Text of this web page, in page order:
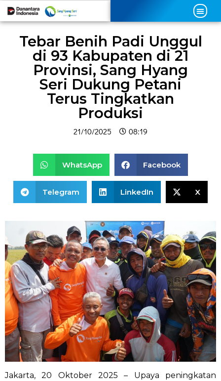
Tebar Benih Padi Unggul
di 93 Kabupaten di 21
Provinsi, Sang Hyang
Seri Dukung Petani
Terus Tingkatkan
Produksi
21/10/2025 08:19
WhatsApp Facebook
Telegram LinkedIn X
Jakarta, 20 Oktober 2025 – Upaya peningkatan